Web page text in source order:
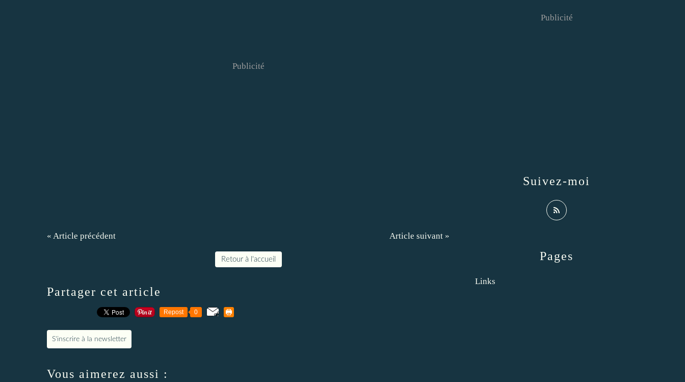
Publicité
« Article précédent Article suivant »
Retour à l'accueil
Partager cet article
Repost 0
S'inscrire à la newsletter
Vous aimerez aussi :
Pages
Links
Suivez-moi
Publicité